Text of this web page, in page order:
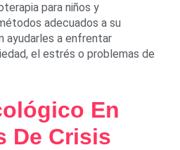
para niños y
adecuados a su
ayudarles a enfrentar
el estrés o problemas de
En
De Crisis